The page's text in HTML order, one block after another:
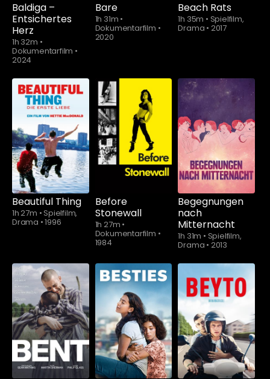
Baldiga –
Entsichertes
Herz
1h 32m •
Dokumentarfilm •
2024
Bare
1h 31m •
Dokumentarfilm •
2020
Beach Rats
1h 35m • Spielfilm,
Drama • 2017
Beautiful Thing
1h 27m • Spielfilm,
Drama •1996
Before
Stonewall
1h 27m •
Dokumentarfilm •
1984
Begegnungen
nach
Mitternacht
1h 31m • Spielfilm,
Drama • 2013
Schauen Sie
ab
$5.90